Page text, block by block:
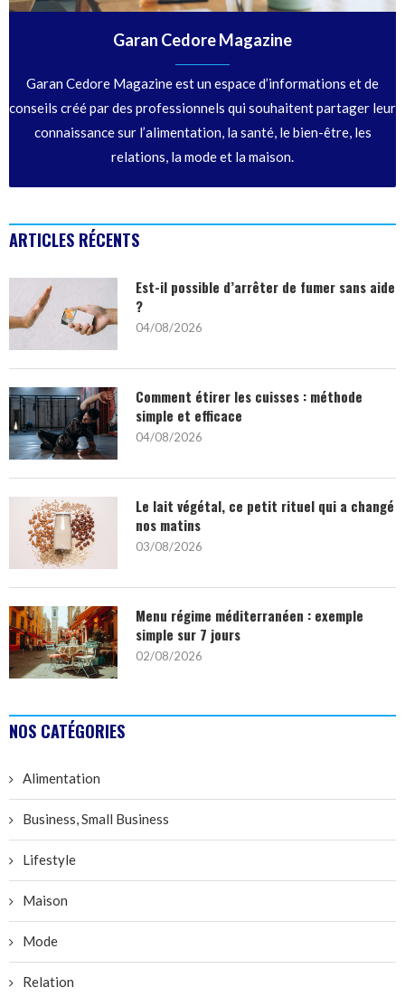
Garan Cedore Magazine
Garan Cedore Magazine est un espace d’informations et de
conseils créé par des professionnels qui souhaitent partager leur
connaissance sur l’alimentation, la santé, le bien-être, les
relations, la mode et la maison.
ARTICLES RÉCENTS
Est-il possible d’arrêter de fumer sans aide
?
04/08/2026
Comment étirer les cuisses : méthode
simple et efficace
04/08/2026
Le lait végétal, ce petit rituel qui a changé
nos matins
03/08/2026
Menu régime méditerranéen : exemple
simple sur 7 jours
02/08/2026
NOS CATÉGORIES
Alimentation
Business, Small Business
Lifestyle
Maison
Mode
Relation